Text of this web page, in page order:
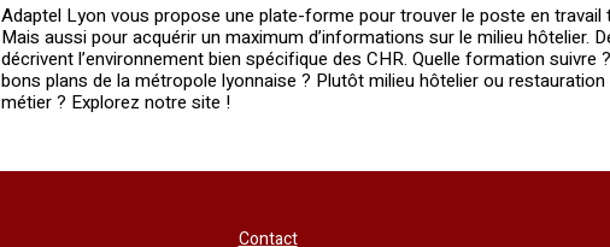
Adaptel Lyon vous propose une plate-forme pour trouver le poste en travail
Mais aussi pour acquérir un maximum d’informations sur le milieu hôtelier.
décrivent l’environnement bien spécifique des CHR. Quelle formation
bons plans de la métropole lyonnaise ? Plutôt milieu hôtelier ou
métier ? Explorez notre site !
Contact